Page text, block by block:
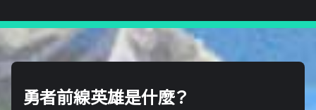
勇者前線英雄是什麼？